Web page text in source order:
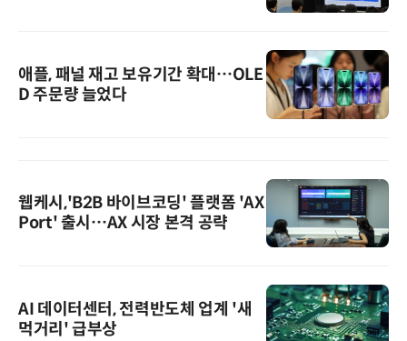
애플, 패널 재고 보유기간 확대…OLE
D 주문량 늘었다
웹케시,'B2B 바이브코딩' 플랫폼 'AX
Port' 출시…AX 시장 본격 공략
AI 데이터센터, 전력반도체 업계 '새
먹거리' 급부상